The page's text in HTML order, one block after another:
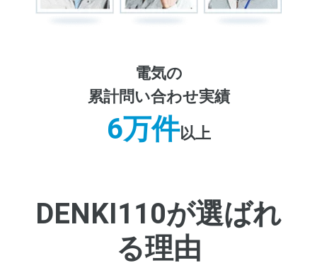
電気の
累計問い合わせ実績
6万件以上
DENKI110が選ばれ
る理由